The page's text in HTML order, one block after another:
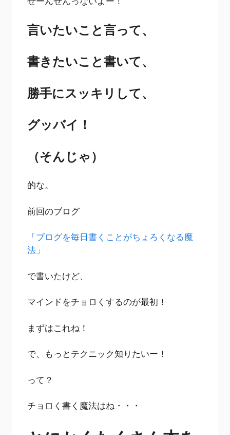
言いたいこと言って、
書きたいこと書いて、
勝手にスッキリして、
グッバイ！
（そんじゃ）
的な。
前回のブログ
「ブログを毎日書くことがちょろくなる魔
法」
で書いたけど、
マインドをチョロくするのが最初！
まずはこれね！
で、もっとテクニック知りたいー！
って？
チョロく書く魔法はね・・・